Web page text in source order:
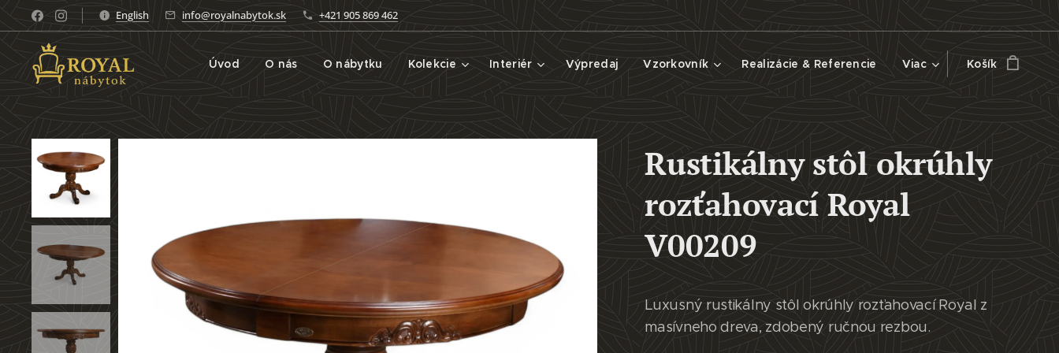
English info@royalnabytok.sk +421 905 869 462
Úvod O nás O nábytku Kolekcie Interiér Výpredaj Vzorkovník Realizácie & Referencie Viac Košík
Rustikálny stôl okrúhly
rozťahovací Royal
V00209
Luxusný rustikálny stôl okrúhly rozťahovací Royal z
masívneho dreva, zdobený ručnou rezbou.